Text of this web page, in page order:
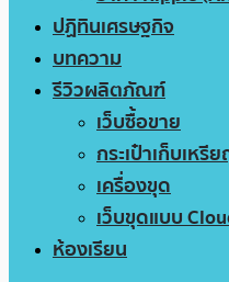
ปฏิทินเศรษฐกิจ
บทความ
รีวิวผลิตภัณฑ์
เว็บซื้อขาย
กระเป๋าเก็บเหรี
เครื่องขุด
เว็บขุดแบบ
ห้องเรียน